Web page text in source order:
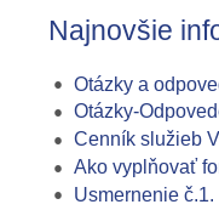
Najnovšie
Otázky a
Otázky-
Cenník služieb
Ako vyplňovať
Usmernenie